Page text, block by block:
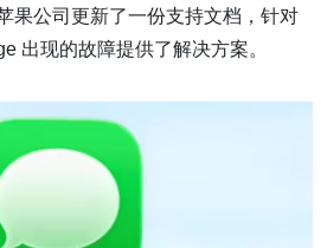
果公司更新了一份支持文档，针对
出现的故障提供了解决方案。